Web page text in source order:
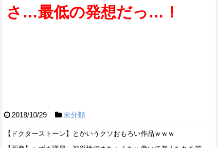
さ…最低の発想だっ…！
2018/10/29 未分類
【ドクターストーン】とかいうクソおもろい作品ｗｗｗ